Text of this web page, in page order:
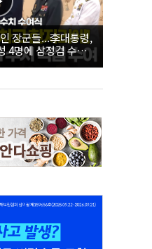
장군들...李대통령,
4명에 삼정검 수치
진급·삼정검 수치